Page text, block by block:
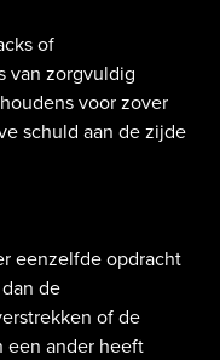
of
van zorgvuldig
voor zover
schuld aan de zijde
eenzelfde opdracht
de
of de
een ander heeft